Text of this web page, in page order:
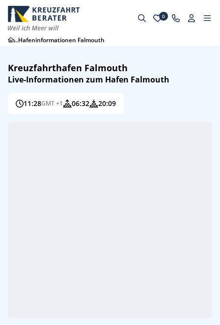
0
...Hafeninformationen Falmouth
Kreuzfahrthafen Falmouth
Live-Informationen zum Hafen Falmouth
11:28GMT +1 06:32 20:09